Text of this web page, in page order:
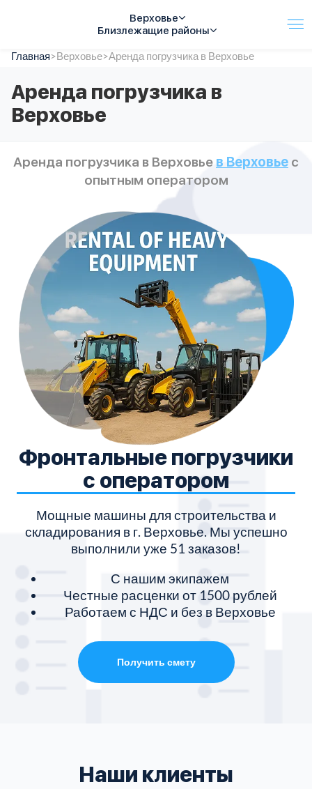
Верховье
Близлежащие районы
Услуги
Автопарк
Тарифы
Акции
Контакты
Спецтехника
Главная>Верховье>Аренда погрузчика в Верховье
Аренда погрузчика в
Верховье
Аренда погрузчика в Верховье в Верховье с
опытным оператором
Фронтальные погрузчики
с оператором
Мощные машины для строительства и
складирования в г. Верховье. Мы успешно
выполнили уже 51 заказов!
С нашим экипажем
Честные расценки от 1500 рублей
Работаем с НДС и без в Верховье
Получить смету
Наши клиенты